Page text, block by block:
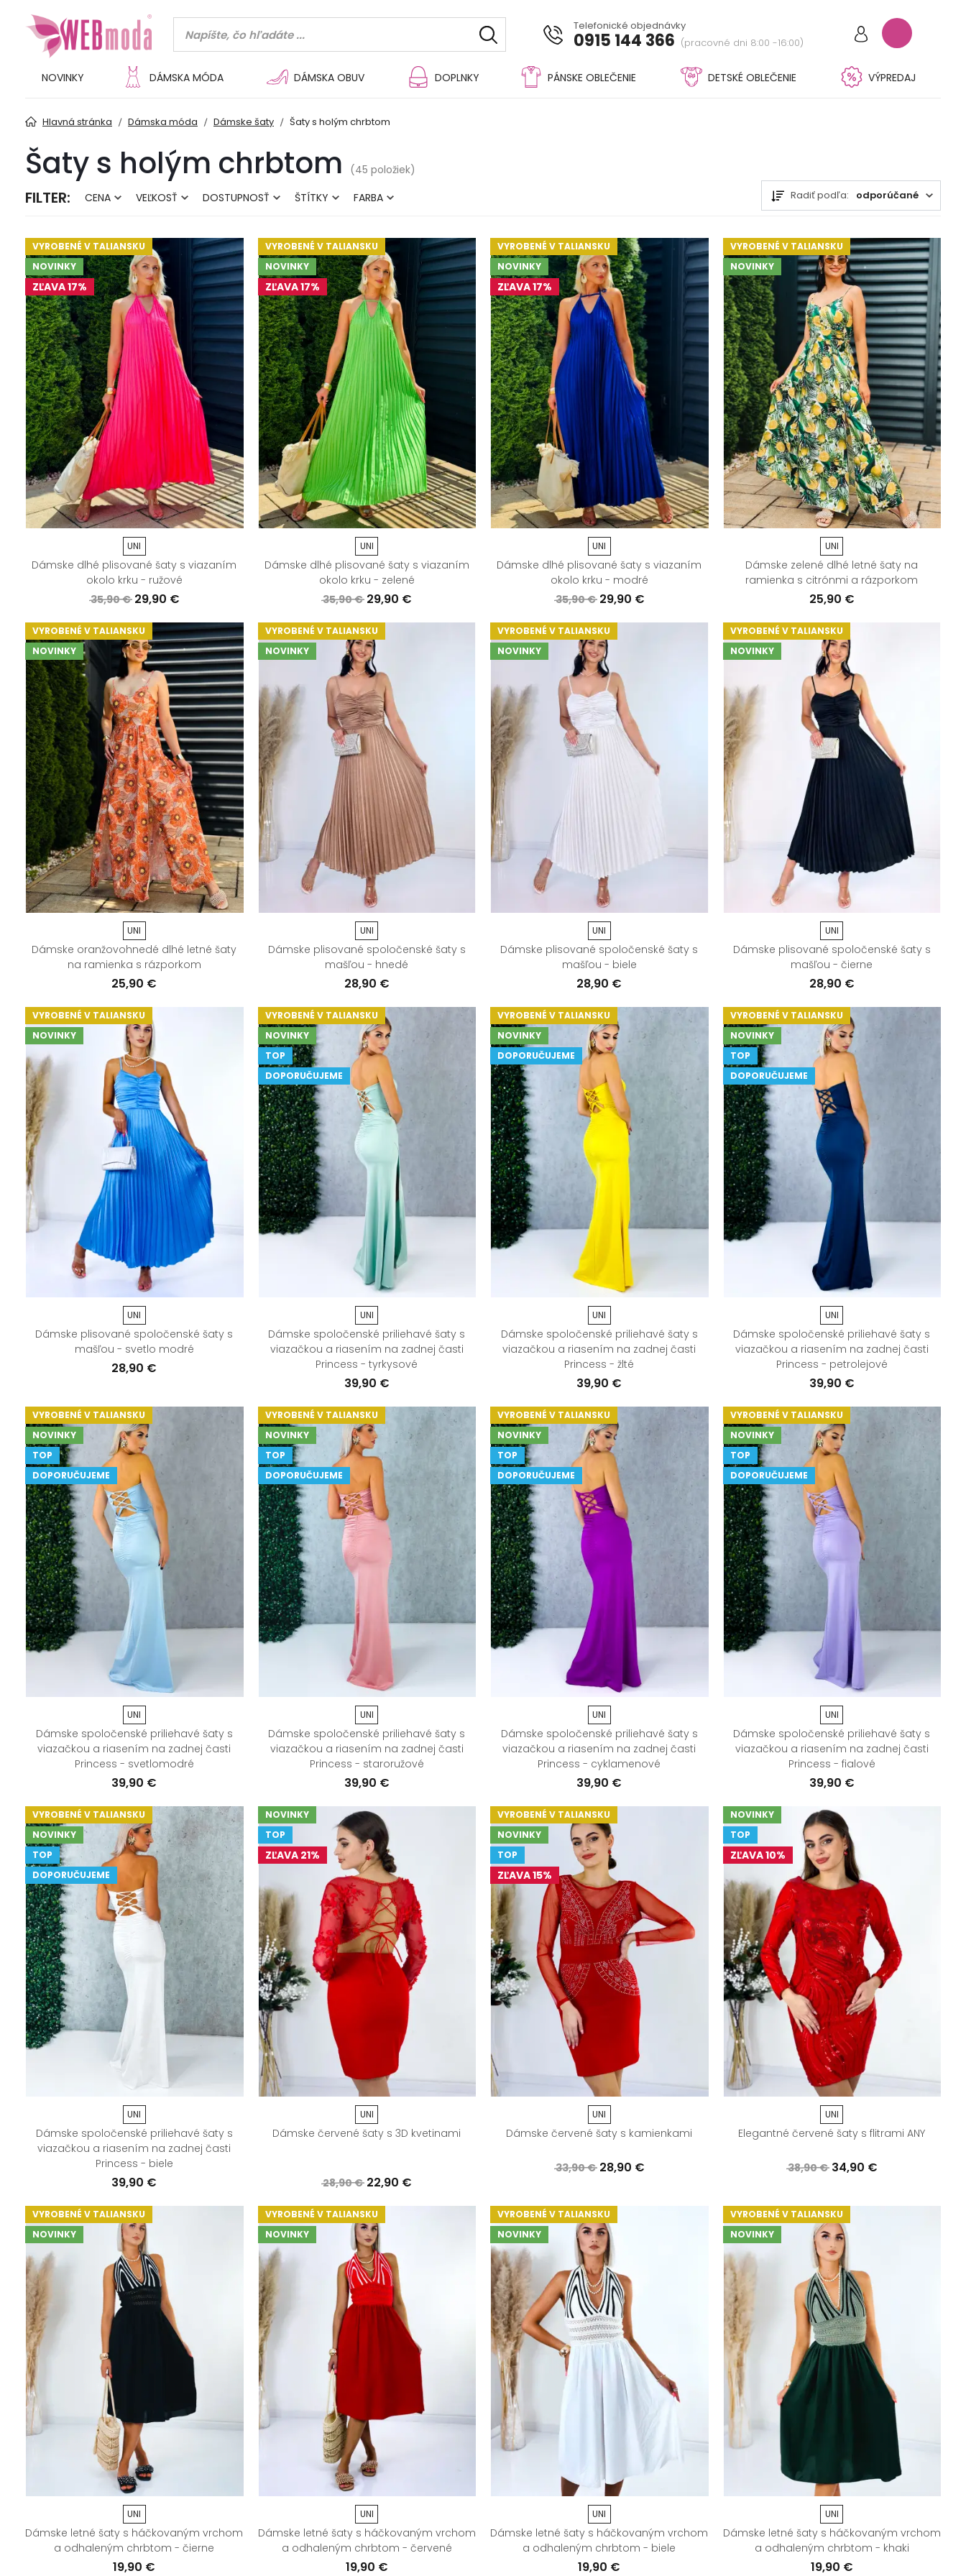
Telefonické objednávky
0915 144 366 (pracovné dni 8:00 -16:00)
NOVINKY DÁMSKA MÓDA DÁMSKA OBUV DOPLNKY PÁNSKE OBLEČENIE DETSKÉ OBLEČENIE VÝPREDAJ
Hlavná stránka Dámska móda Dámske šaty Šaty s holým chrbtom
Šaty s holým chrbtom (45 položiek)
FILTER: CENA VEĽKOSŤ DOSTUPNOSŤ ŠTÍTKY FARBA Radiť podľa: odporúčané
VYROBENÉ V TALIANSKU
NOVINKY
ZĽAVA 17%
UNI
Dámske dlhé plisované šaty s viazaním
okolo krku - ružové
35,90 € 29,90 €
VYROBENÉ V TALIANSKU
NOVINKY
ZĽAVA 17%
UNI
Dámske dlhé plisované šaty s viazaním
okolo krku - zelené
35,90 € 29,90 €
VYROBENÉ V TALIANSKU
NOVINKY
ZĽAVA 17%
UNI
Dámske dlhé plisované šaty s viazaním
okolo krku - modré
35,90 € 29,90 €
VYROBENÉ V TALIANSKU
NOVINKY
UNI
Dámske zelené dlhé letné šaty na
ramienka s citrónmi a rázporkom
25,90 €
VYROBENÉ V TALIANSKU
NOVINKY
UNI
Dámske oranžovohnedé dlhé letné šaty
na ramienka s rázporkom
25,90 €
VYROBENÉ V TALIANSKU
NOVINKY
UNI
Dámske plisované spoločenské šaty s
mašľou - hnedé
28,90 €
VYROBENÉ V TALIANSKU
NOVINKY
UNI
Dámske plisované spoločenské šaty s
mašľou - biele
28,90 €
VYROBENÉ V TALIANSKU
NOVINKY
UNI
Dámske plisované spoločenské šaty s
mašľou - čierne
28,90 €
VYROBENÉ V TALIANSKU
NOVINKY
UNI
Dámske plisované spoločenské šaty s
mašľou - svetlo modré
28,90 €
VYROBENÉ V TALIANSKU
NOVINKY
TOP
DOPORUČUJEME
UNI
Dámske spoločenské priliehavé šaty s
viazačkou a riasením na zadnej časti
Princess - tyrkysové
39,90 €
VYROBENÉ V TALIANSKU
NOVINKY
DOPORUČUJEME
UNI
Dámske spoločenské priliehavé šaty s
viazačkou a riasením na zadnej časti
Princess - žlté
39,90 €
VYROBENÉ V TALIANSKU
NOVINKY
TOP
DOPORUČUJEME
UNI
Dámske spoločenské priliehavé šaty s
viazačkou a riasením na zadnej časti
Princess - petrolejové
39,90 €
VYROBENÉ V TALIANSKU
NOVINKY
TOP
DOPORUČUJEME
UNI
Dámske spoločenské priliehavé šaty s
viazačkou a riasením na zadnej časti
Princess - svetlomodré
39,90 €
VYROBENÉ V TALIANSKU
NOVINKY
TOP
DOPORUČUJEME
UNI
Dámske spoločenské priliehavé šaty s
viazačkou a riasením na zadnej časti
Princess - staroružové
39,90 €
VYROBENÉ V TALIANSKU
NOVINKY
TOP
DOPORUČUJEME
UNI
Dámske spoločenské priliehavé šaty s
viazačkou a riasením na zadnej časti
Princess - cyklamenové
39,90 €
VYROBENÉ V TALIANSKU
NOVINKY
TOP
DOPORUČUJEME
UNI
Dámske spoločenské priliehavé šaty s
viazačkou a riasením na zadnej časti
Princess - fialové
39,90 €
VYROBENÉ V TALIANSKU
NOVINKY
TOP
DOPORUČUJEME
UNI
Dámske spoločenské priliehavé šaty s
viazačkou a riasením na zadnej časti
Princess - biele
39,90 €
NOVINKY
TOP
ZĽAVA 21%
UNI
Dámske červené šaty s 3D kvetinami
28,90 € 22,90 €
VYROBENÉ V TALIANSKU
NOVINKY
TOP
ZĽAVA 15%
UNI
Dámske červené šaty s kamienkami
33,90 € 28,90 €
NOVINKY
TOP
ZĽAVA 10%
UNI
Elegantné červené šaty s flitrami ANY
38,90 € 34,90 €
VYROBENÉ V TALIANSKU
NOVINKY
UNI
Dámske letné šaty s háčkovaným vrchom
a odhaleným chrbtom - čierne
19,90 €
VYROBENÉ V TALIANSKU
NOVINKY
UNI
Dámske letné šaty s háčkovaným vrchom
a odhaleným chrbtom - červené
19,90 €
VYROBENÉ V TALIANSKU
NOVINKY
UNI
Dámske letné šaty s háčkovaným vrchom
a odhaleným chrbtom - biele
19,90 €
VYROBENÉ V TALIANSKU
NOVINKY
UNI
Dámske letné šaty s háčkovaným vrchom
a odhaleným chrbtom - khaki
19,90 €